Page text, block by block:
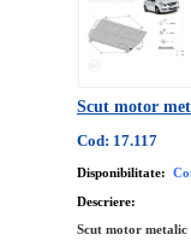
Scut motor
Cod: 17.117
Disponibilitate:
Descriere:
Scut motor metalic